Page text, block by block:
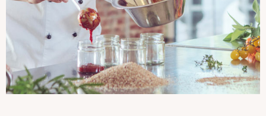
Ohne Geschmacksverstärker
ohne zugesetzten Salz
Ohne Palmöl
Laktosefrei